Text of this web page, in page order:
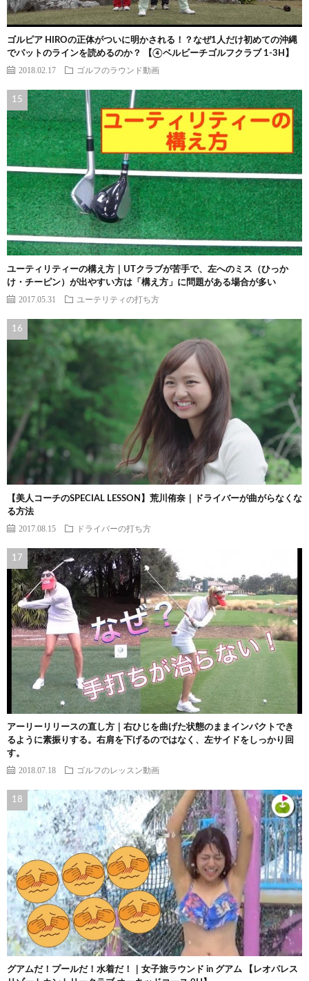
ゴルピア HIROの正体がついに明かされる！？なぜ1人だけ初めての沖縄
でパットのラインを読めるのか？ 【④ベルビーチゴルフクラブ 1-3H】
2018.02.17 ゴルフのラウンド動画
ユーティリティーの構え方｜UTクラブが苦手で、左へのミス（ひっか
け・チーピン）が出やすい方は「構え方」に問題がある場合が多い
2017.05.31 ユーテリティの打ち方
【美人コーチのSPECIAL LESSON】荒川侑奈｜ドライバーが曲がらなくな
る方法
2017.08.15 ドライバーの打ち方
アーリーリリースの直し方｜右ひじを曲げた状態のままインパクトでき
るように素振りする。右肩を下げるのではなく、左サイドをしっかり回
す。
2018.07.18 ゴルフのレッスン動画
グアムだ！プールだ！水着だ！｜女子旅ラウンド in グアム 【レオパレス